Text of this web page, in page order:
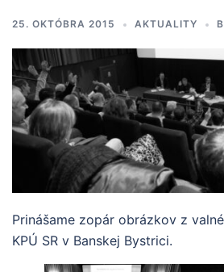
25. OKTÓBRA 2015 AKTUALITY
Prinášame zopár obrázkov z
KPÚ SR v Banskej Bystrici.